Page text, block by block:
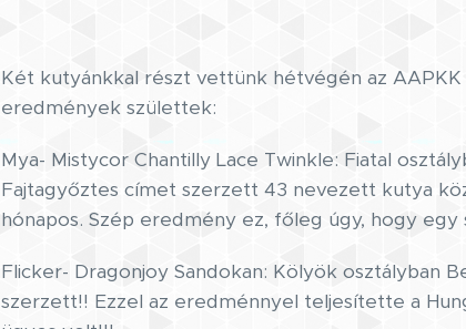
Két kutyánkkal részt vettünk hétvégén az
eredmények születtek:
Mya- Mistycor Chantilly Lace Twinkle: Fiatal
Fajtagyőztes címet szerzett 43 nevezett kutya
hónapos. Szép eredmény ez, főleg úgy, hogy egy
Flicker- Dragonjoy Sandokan: Kölyök osztályban
szerzett!! Ezzel az eredménnyel teljesítette a